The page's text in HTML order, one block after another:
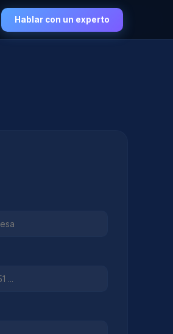
Hablar con un experto